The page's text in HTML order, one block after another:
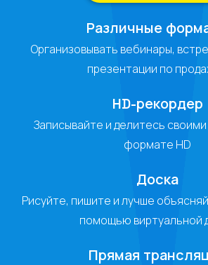
Различные
Организовывать вебинары,
презентации по
HD-рекордер
Записывайте и делитесь
формате HD
Доска
Рисуйте, пишите и лучше
помощью виртуальной
Прямая